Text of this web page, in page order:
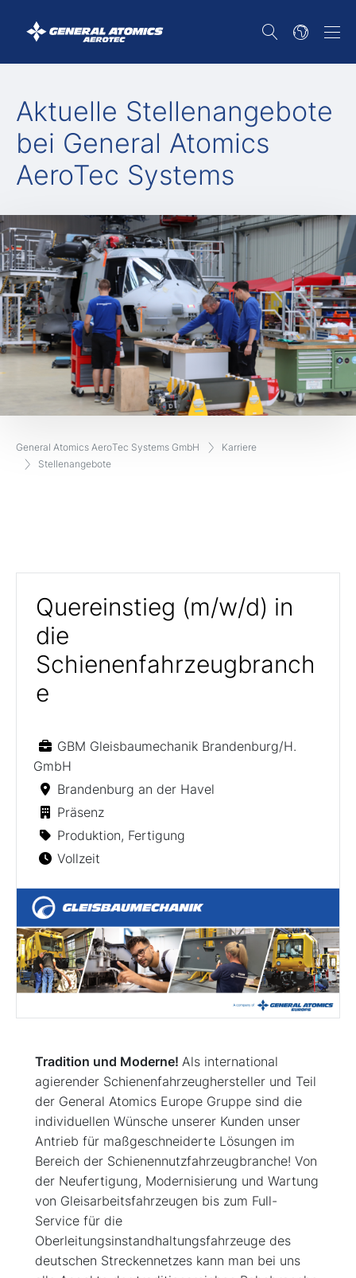
Aktuelle Stellenangebote
bei General Atomics
AeroTec Systems
General Atomics AeroTec Systems GmbH
Karriere
Stellenangebote
Quereinstieg (m/w/d) in
die
Schienenfahrzeugbranch
e
GBM Gleisbaumechanik Brandenburg/H.
GmbH
Brandenburg an der Havel
Präsenz
Produktion, Fertigung
Vollzeit
Tradition und Moderne! Als international
agierender Schienenfahrzeughersteller und Teil
der General Atomics Europe Gruppe sind die
individuellen Wünsche unserer Kunden unser
Antrieb für maßgeschneiderte Lösungen im
Bereich der Schienennutzfahrzeugbranche! Von
der Neufertigung, Modernisierung und Wartung
von Gleisarbeitsfahrzeugen bis zum Full-
Service für die
Oberleitungsinstandhaltungsfahrzeuge des
deutschen Streckennetzes kann man bei uns